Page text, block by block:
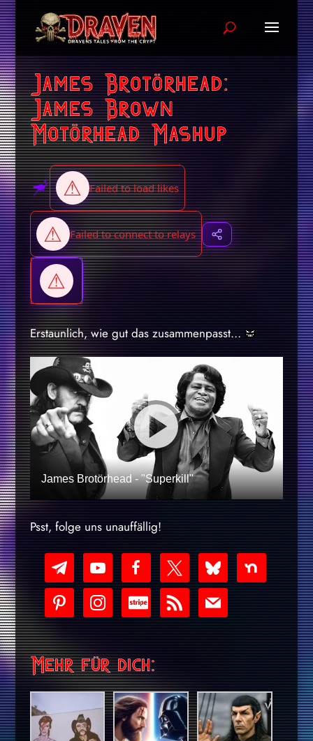
James Brotörhead:
James Brown
Motörhead Mashup
Erstaunlich, wie gut das zusammenpasst…
James Brotörhead - "Superkill"
Psst, folge uns unauffällig!
telegramyoutube-
play
facebookx blueskynextdoor
pinterestinstagram
cc-
stripe
rss mail
Mehr für dich: